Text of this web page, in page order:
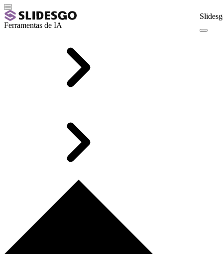
Ferramentas de IA